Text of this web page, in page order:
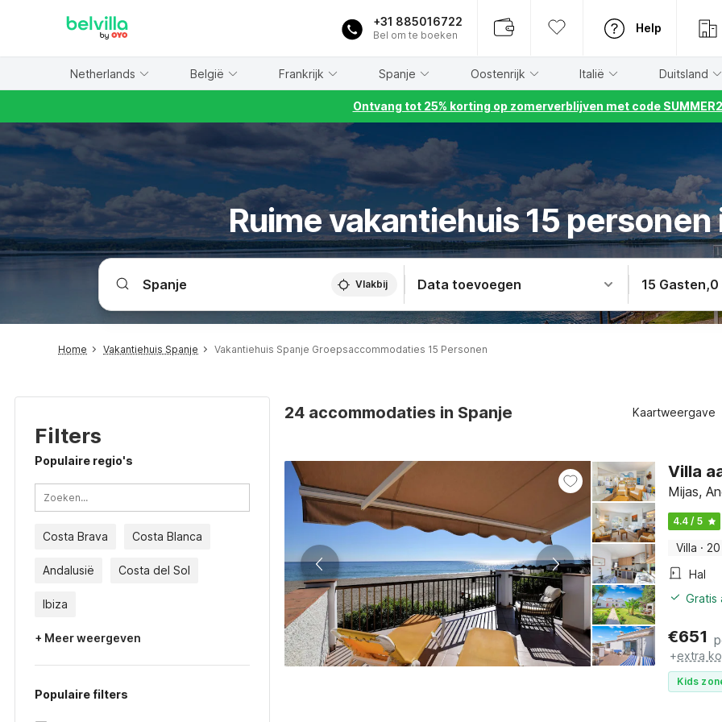
+31 885016722
Bel om te boeken
Help
Netherlands België Frankrijk Spanje Oostenrijk Italië Duitsland
Ontvang tot 25% korting op zomerverblijven met code
Ruime vakantiehuis 15 personen
Vlakbij Data toevoegen 15 Gasten,0
Home Vakantiehuis Spanje Vakantiehuis Spanje Groepsaccommodaties 15 Personen
Filters
Populaire regio's
Costa Brava Costa Blanca
Andalusië Costa del Sol
Ibiza
+ Meer weergeven
Populaire filters
24 accommodaties in Spanje Kaartweergave
Villa
Mijas,
4.4 / 5
Villa ·
Hal
Gratis
€651
+extra
Kids